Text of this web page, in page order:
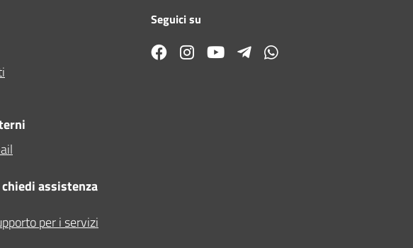
assistenza
per i servizi
Seguici su